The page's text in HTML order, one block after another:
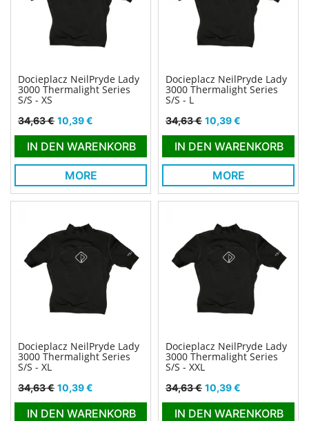
Docieplacz NeilPryde Lady
3000 Thermalight Series
S/S - XS
Verkaufspreis
34,63 € Preis
10,39 €
IN DEN WARENKORB
MORE
Docieplacz NeilPryde Lady
3000 Thermalight Series
S/S - L
Verkaufspreis
34,63 € Preis
10,39 €
IN DEN WARENKORB
MORE
Docieplacz NeilPryde Lady
3000 Thermalight Series
S/S - XL
Verkaufspreis
34,63 € Preis
10,39 €
IN DEN WARENKORB
Docieplacz NeilPryde Lady
3000 Thermalight Series
S/S - XXL
Verkaufspreis
34,63 € Preis
10,39 €
IN DEN WARENKORB